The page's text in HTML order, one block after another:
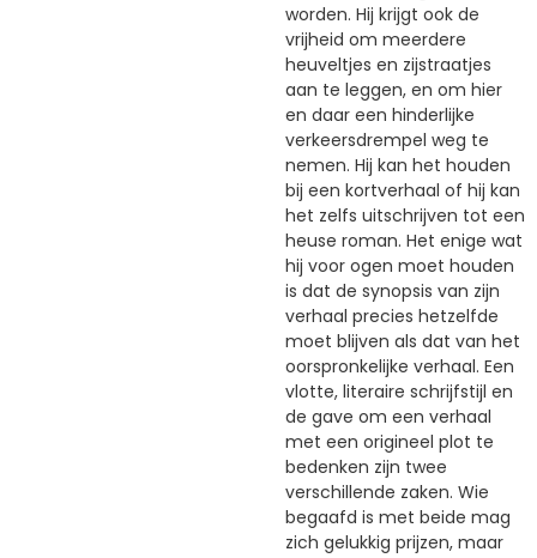
worden. Hij krijgt ook de
vrijheid om meerdere
heuveltjes en zijstraatjes
aan te leggen, en om hier
en daar een hinderlijke
verkeersdrempel weg te
nemen. Hij kan het houden
bij een kortverhaal of hij kan
het zelfs uitschrijven tot een
heuse roman. Het enige wat
hij voor ogen moet houden
is dat de synopsis van zijn
verhaal precies hetzelfde
moet blijven als dat van het
oorspronkelijke verhaal. Een
vlotte, literaire schrijfstijl en
de gave om een verhaal
met een origineel plot te
bedenken zijn twee
verschillende zaken. Wie
begaafd is met beide mag
zich gelukkig prijzen, maar